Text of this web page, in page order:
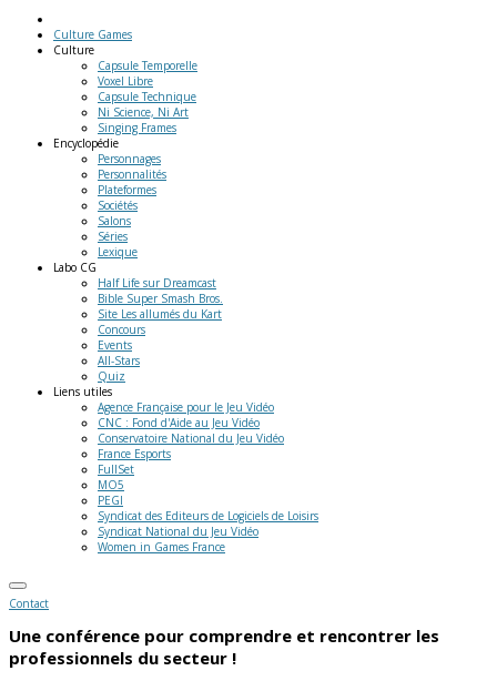
Culture Games
Culture
Capsule Temporelle
Voxel Libre
Capsule Technique
Ni Science, Ni Art
Singing Frames
Encyclopédie
Personnages
Personnalités
Plateformes
Sociétés
Salons
Séries
Lexique
Labo CG
Half Life sur Dreamcast
Bible Super Smash Bros.
Site Les allumés du Kart
Concours
Events
All-Stars
Quiz
Liens utiles
Agence Française pour le Jeu Vidéo
CNC : Fond d'Aide au Jeu Vidéo
Conservatoire National du Jeu Vidéo
France Esports
FullSet
MO5
PEGI
Syndicat des Editeurs de Logiciels de Loisirs
Syndicat National du Jeu Vidéo
Women in Games France
Contact
Une conférence pour comprendre et rencontrer les
professionnels du secteur !